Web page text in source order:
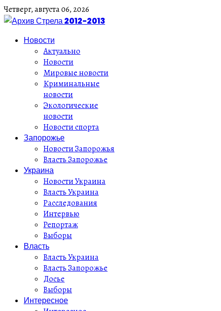
Четверг,августа06, 2026
Новости
Актуально
Новости
Мировые новости
Криминальные
новости
Экологические
новости
Новости спорта
Запорожье
Новости Запорожья
Власть Запорожье
Украина
Новости Украина
Власть Украина
Расследования
Интервью
Репортаж
Выборы
Власть
Власть Украина
Власть Запорожье
Досье
Выборы
Интересное